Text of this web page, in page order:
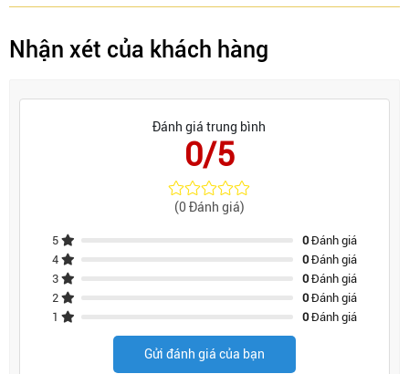
Nhận xét của khách hàng
Đánh giá trung bình
0/5
(0 Đánh giá)
5 0Đánh giá
4
0Đánh giá
3
0Đánh giá
2
0Đánh giá
1
0Đánh giá
Gửi đánh giá của bạn